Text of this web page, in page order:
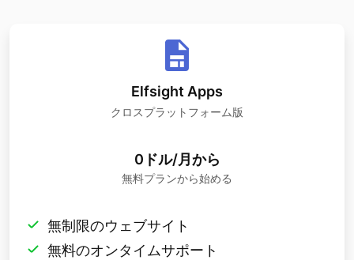
Elfsight Apps
クロスプラットフォーム版
0ドル/月から
無料プランから始める
無制限のウェブサイト
無料のオンタイムサポート